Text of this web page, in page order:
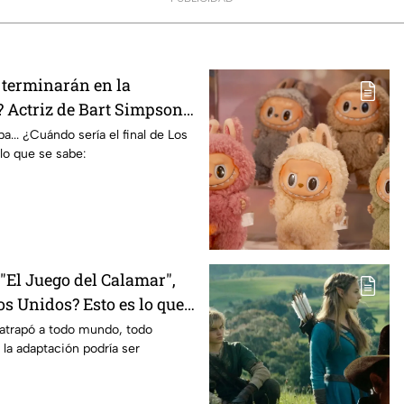
en la
Actriz de Bart Simpson
declaración
¿Cuándo sería el final de Los
que se sabe:
Juego del Calamar",
Unidos? Esto es lo que
a todo mundo, todo
adaptación podría ser